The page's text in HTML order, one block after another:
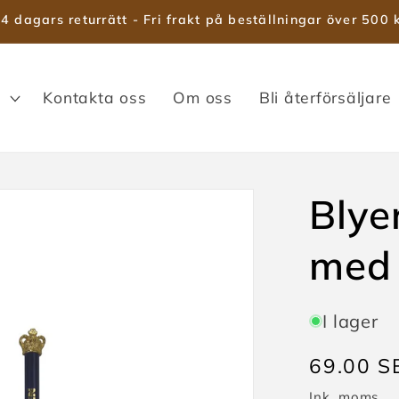
dagars returrätt - Fri frakt på beställningar över 500
Kontakta oss Om oss Bli återförsäljare
I lager
pris
69.00